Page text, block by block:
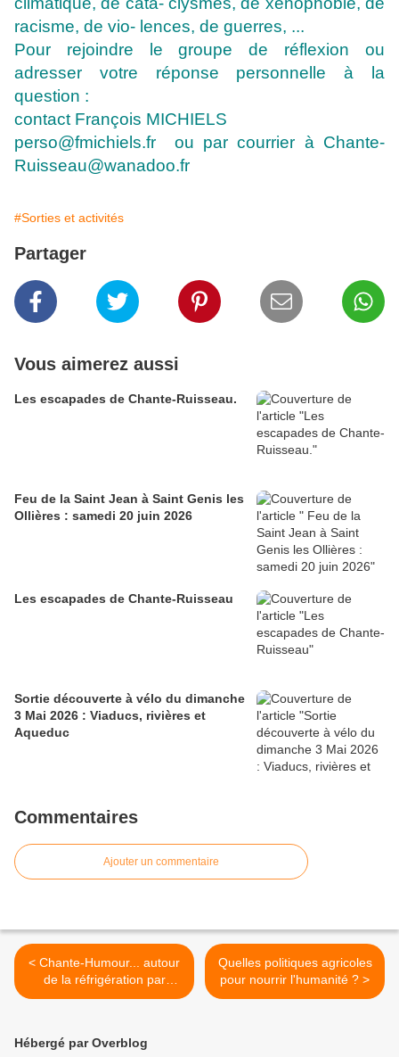
racisme, de vio- lences, de guerres, ...
Pour rejoindre le groupe de réflexion ou
adresser votre réponse personnelle à la
question :
contact François MICHIELS
perso@fmichiels.fr ou par courrier à Chante-
Ruisseau@wanadoo.fr
#Sorties et activités
Partager
Vous aimerez aussi
Les escapades de Chante-Ruisseau.
Feu de la Saint Jean à Saint Genis les
Ollières : samedi 20 juin 2026
Les escapades de Chante-Ruisseau
Sortie découverte à vélo du dimanche
3 Mai 2026 : Viaducs, rivières et
Aqueduc
Commentaires
Ajouter un commentaire
< Chante-Humour... autour
de la réfrigération par
Franck Victorien.
Quelles politiques agricoles
pour nourrir l'humanité ? >
Hébergé par Overblog